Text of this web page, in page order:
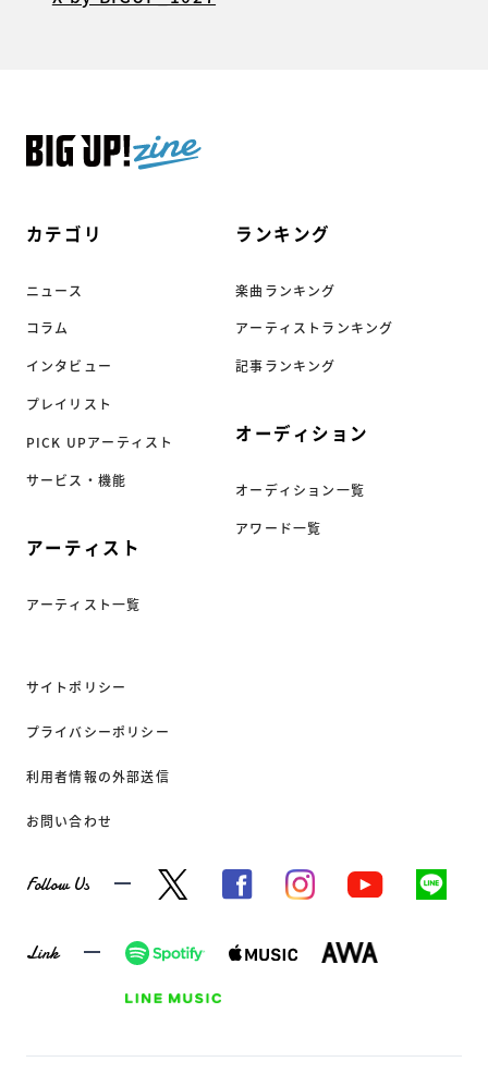
カテゴリ
ニュース
コラム
インタビュー
プレイリスト
PICK UPアーティスト
サービス・機能
アーティスト
アーティスト一覧
ランキング
楽曲ランキング
アーティストランキング
記事ランキング
オーディション
オーディション一覧
アワード一覧
サイトポリシー
プライバシーポリシー
利用者情報の外部送信
お問い合わせ
Follow Us
Link